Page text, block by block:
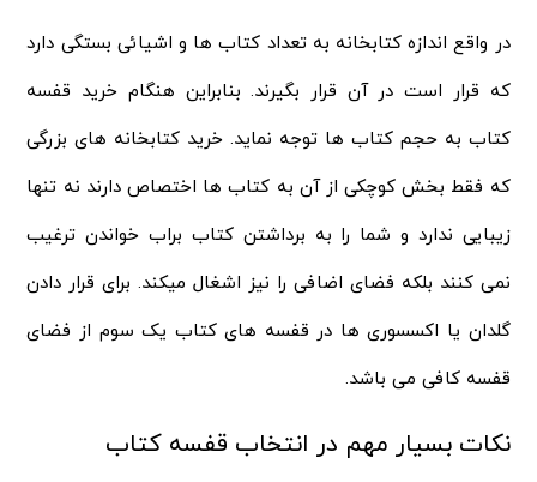
در واقع اندازه کتابخانه به تعداد کتاب ها و اشیائی بستگی دارد
که قرار است در آن قرار بگیرند. بنابراین هنگام خرید قفسه
کتاب به حجم کتاب ها توجه نماید. خرید کتابخانه های بزرگی
که فقط بخش کوچکی از آن به کتاب ها اختصاص دارند نه تنها
زیبایی ندارد و شما را به برداشتن کتاب براب خواندن ترغیب
نمی کنند بلکه فضای اضافی را نیز اشغال میکند. برای قرار دادن
گلدان یا اکسسوری ها در قفسه های کتاب یک سوم از فضای
قفسه کافی می باشد.
نکات بسیار مهم در انتخاب قفسه کتاب